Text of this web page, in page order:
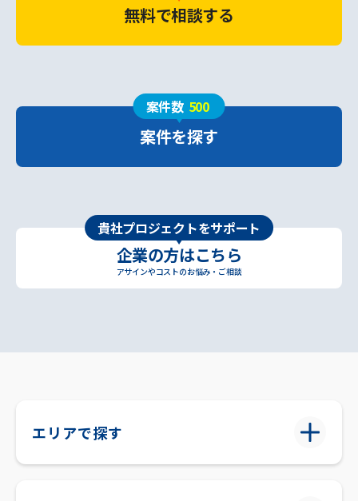
無料で相談する
案件数 500
案件を探す
貴社プロジェクトをサポート
企業の方はこちら
アサインやコストのお悩み・ご相談
エリアで探す